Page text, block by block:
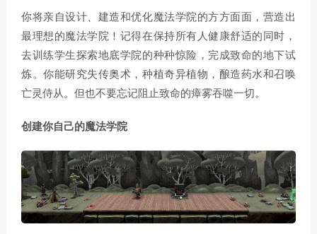
你将亲自设计、建造和优化魔法学院的方方面面，营造出
最理想的魔法学院！记得在保持所有人健康舒适的同时，
去训练学生探索地底学院的种种惊险，完成致命的地下试
炼。你能研究失传奥术，种植奇异植物，酿造药水和召唤
亡灵侍从。但也不要忘记阻止致命的瘴雾吞噬一切。
创建你自己的魔法学院